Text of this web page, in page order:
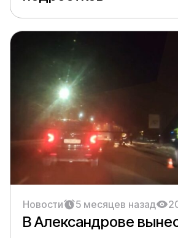
Новости 5 месяцев назад
В Александрове